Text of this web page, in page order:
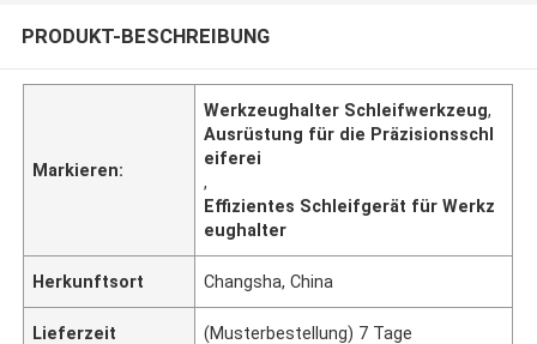
PRODUKT-BESCHREIBUNG
Markieren:
Werkzeughalter Schleifwerkzeug,
Ausrüstung für die Präzisionsschl
eiferei
,
Effizientes Schleifgerät für Werkz
eughalter
Herkunftsort Changsha, China
Lieferzeit (Musterbestellung) 7 Tage